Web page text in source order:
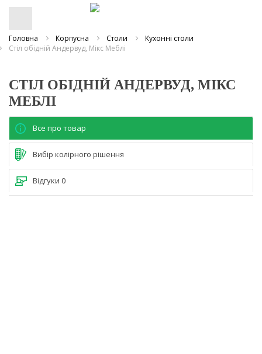
Головна Корпусна Столи
Кухонні столи
Стіл обідній Андервуд, Мікс Меблі
СТІЛ ОБІДНІЙ АНДЕРВУД, МІКС
МЕБЛІ
Все про товар
Вибір колірного рішення
Відгуки 0